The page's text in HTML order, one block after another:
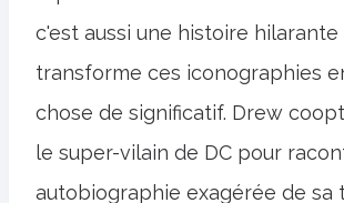
c'est aussi une histoire hilarante
transforme ces iconographies
chose de significatif. Drew
le super-vilain de DC pour
autobiographie exagérée de sa